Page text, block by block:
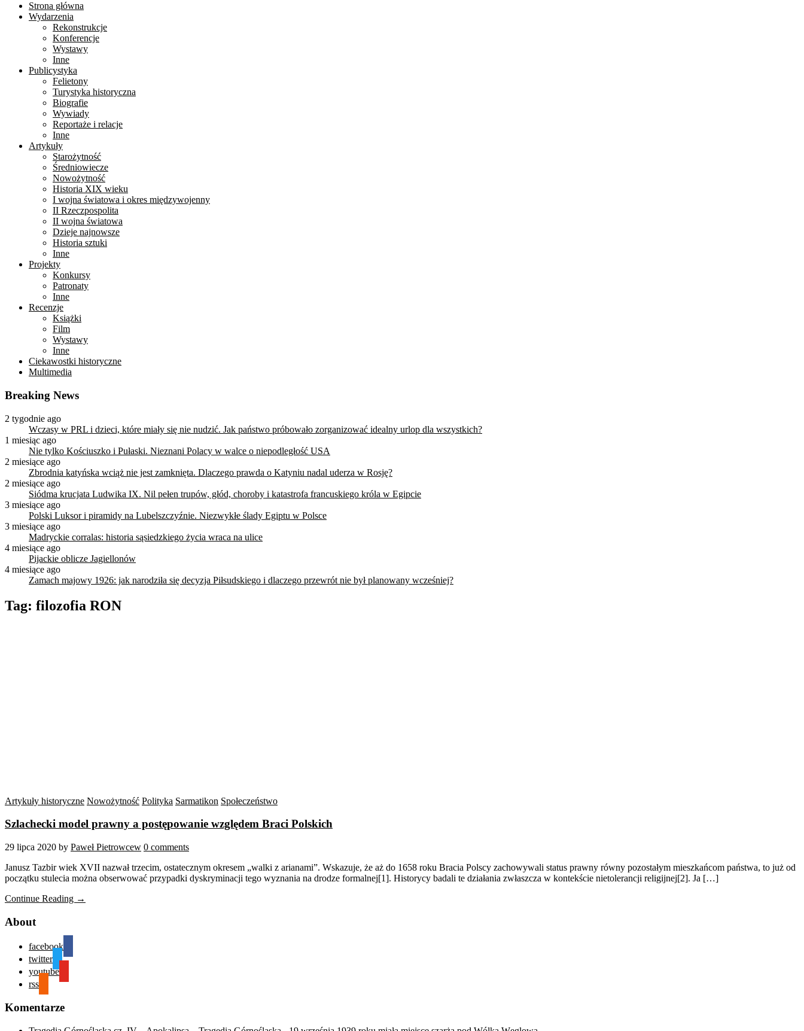
Strona główna
Wydarzenia
Rekonstrukcje
Konferencje
Wystawy
Inne
Publicystyka
Felietony
Turystyka historyczna
Biografie
Wywiady
Reportaże i relacje
Inne
Artykuły
Starożytność
Średniowiecze
Nowożytność
Historia XIX wieku
I wojna światowa i okres międzywojenny
II Rzeczpospolita
II wojna światowa
Dzieje najnowsze
Historia sztuki
Inne
Projekty
Konkursy
Patronaty
Inne
Recenzje
Książki
Film
Wystawy
Inne
Ciekawostki historyczne
Multimedia
Breaking News
2 tygodnie ago
Wczasy w PRL i dzieci, które miały się nie nudzić. Jak państwo próbowało zorganizować idealny urlop dla wszystkich?
1 miesiąc ago
Nie tylko Kościuszko i Pułaski. Nieznani Polacy w walce o niepodległość USA
2 miesiące ago
Zbrodnia katyńska wciąż nie jest zamknięta. Dlaczego prawda o Katyniu nadal uderza w Rosję?
2 miesiące ago
Siódma krucjata Ludwika IX. Nil pełen trupów, głód, choroby i katastrofa francuskiego króla w Egipcie
3 miesiące ago
Polski Luksor i piramidy na Lubelszczyźnie. Niezwykłe ślady Egiptu w Polsce
3 miesiące ago
Madryckie corralas: historia sąsiedzkiego życia wraca na ulice
4 miesiące ago
Pijackie oblicze Jagiellonów
4 miesiące ago
Zamach majowy 1926: jak narodziła się decyzja Piłsudskiego i dlaczego przewrót nie był planowany wcześniej?
Tag: filozofia RON
Artykuły historyczne Nowożytność Polityka Sarmatikon Społeczeństwo
Szlachecki model prawny a postępowanie względem Braci Polskich
29 lipca 2020 by Paweł Pietrowcew 0 comments
Janusz Tazbir wiek XVII nazwał trzecim, ostatecznym okresem „walki z arianami”. Wskazuje, że aż do 1658 roku Bracia Polscy zachowywali status prawny równy pozostałym mieszkańcom państwa, to już od
początku stulecia można obserwować przypadki dyskryminacji tego wyznania na drodze formalnej[1]. Historycy badali te działania zwłaszcza w kontekście nietolerancji religijnej[2]. Ja […]
Continue Reading →
About
facebook
twitter
youtube
rss
Komentarze